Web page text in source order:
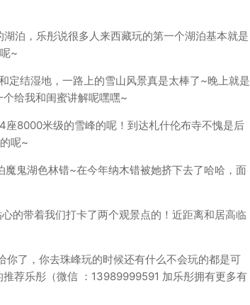
泊，乐彤说很多人来西藏玩的第一个湖泊基本就是
~
定结湿地，一路上的雪山风景真是太棒了~晚上就是
给我和闺蜜讲解呢嘿嘿~
8000米级的雪峰的呢！到达札什伦布寺不愧是后
呢~
鬼湖色林错~在今年纳木错被她挤下去了哈哈，面
的带着我们打卡了两个观景点的！近距离和居高临
了，你去珠峰玩的时候还有什么不会玩的都是可
荐乐彤（微信 ：13989999591 加乐彤拥有更多有